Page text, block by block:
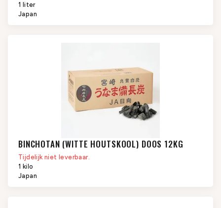
1 liter
Japan
BINCHOTAN (WITTE HOUTSKOOL) DOOS 12KG
Tijdelijk niet leverbaar.
1 kilo
Japan